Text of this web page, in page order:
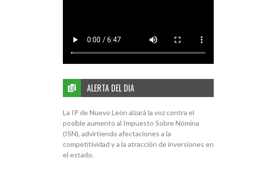
ALERTA DEL DIA
La IP de Nuevo León alzará la voz contra el
posible aumento al Impuesto Sobre Nómina
(ISN), advirtiendo afectaciones a la
competitividad y a la atracción de inversiones en
el estado.